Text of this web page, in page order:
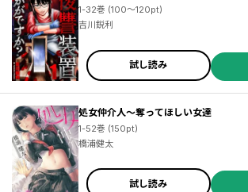
1-32巻 (100～120pt)
吉川鋭利
試し読み
処女仲介人～奪ってほしい女達
1-52巻 (150pt)
橋浦健太
試し読み